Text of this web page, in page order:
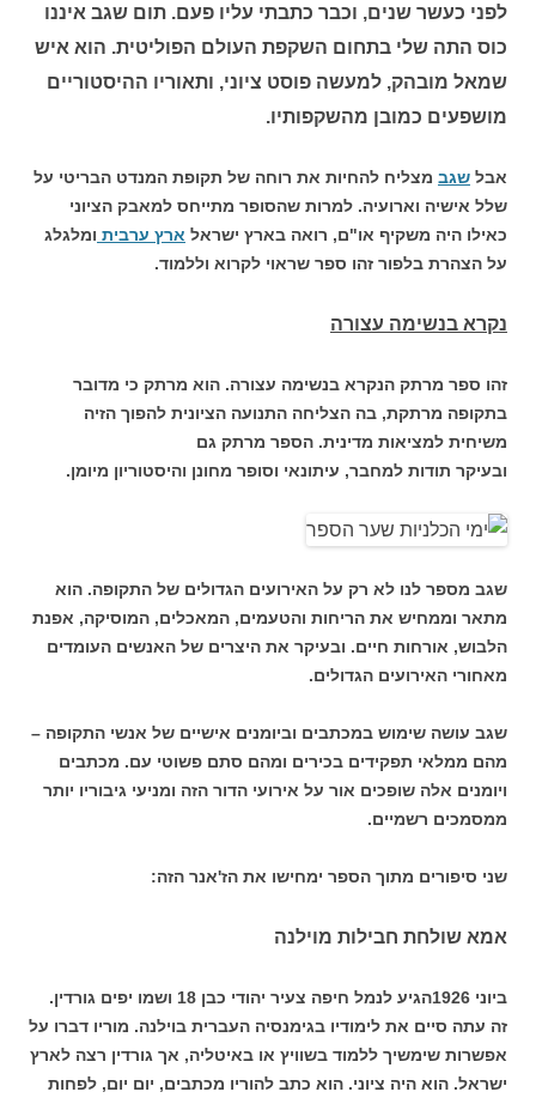
לפני כעשר שנים, וכבר כתבתי עליו פעם. תום שגב איננו
כוס התה שלי בתחום השקפת העולם הפוליטית. הוא איש
שמאל מובהק, למעשה פוסט ציוני, ותאוריו ההיסטוריים
מושפעים כמובן מהשקפותיו.
אבלשגבמצליח להחיות את רוחה של תקופת המנדט הבריטי על
שלל אישיה וארועיה. למרות שהסופר מתייחס למאבק הציוני
כאילו היה משקיף או"ם, רואה בארץ ישראלארץ ערביתומלגלג
על הצהרת בלפור זהו ספר שראוי לקרוא וללמוד.
נקרא בנשימה עצורה
זהו ספר מרתק הנקרא בנשימה עצורה. הוא מרתק כי מדובר
בתקופה מרתקת, בה הצליחה התנועה הציונית להפוך הזיה
משיחית למציאות מדינית. הספר מרתק גם
ובעיקר תודות למחבר, עיתונאי וסופר מחונן והיסטוריון מיומן.
שגב מספר לנו לא רק על האירועים הגדולים של התקופה. הוא
מתאר וממחיש את הריחות והטעמים, המאכלים, המוסיקה, אפנת
הלבוש, אורחות חיים. ובעיקר את היצרים של האנשים העומדים
מאחורי האירועים הגדולים.
שגב עושה שימוש במכתבים וביומנים אישיים של אנשי התקופה –
מהם ממלאי תפקידים בכירים ומהם סתם פשוטי עם. מכתבים
ויומנים אלה שופכים אור על אירועי הדור הזה ומניעי גיבוריו יותר
ממסמכים רשמיים.
שני סיפורים מתוך הספר ימחישו את הז'אנר הזה:
אמא שולחת חבילות מוילנה
ביוני 1926הגיע לנמל חיפה צעיר יהודי כבן 18 ושמו יפים גורדין.
זה עתה סיים את לימודיו בגימנסיה העברית בוילנה. מוריו דברו על
אפשרות שימשיך ללמוד בשוויץ או באיטליה, אך גורדין רצה לארץ
ישראל. הוא היה ציוני. הוא כתב להוריו מכתבים, יום יום, לפחות